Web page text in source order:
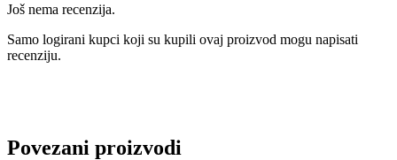
Još nema recenzija.
Samo logirani kupci koji su kupili ovaj proizvod mogu napisati
recenziju.
Povezani proizvodi